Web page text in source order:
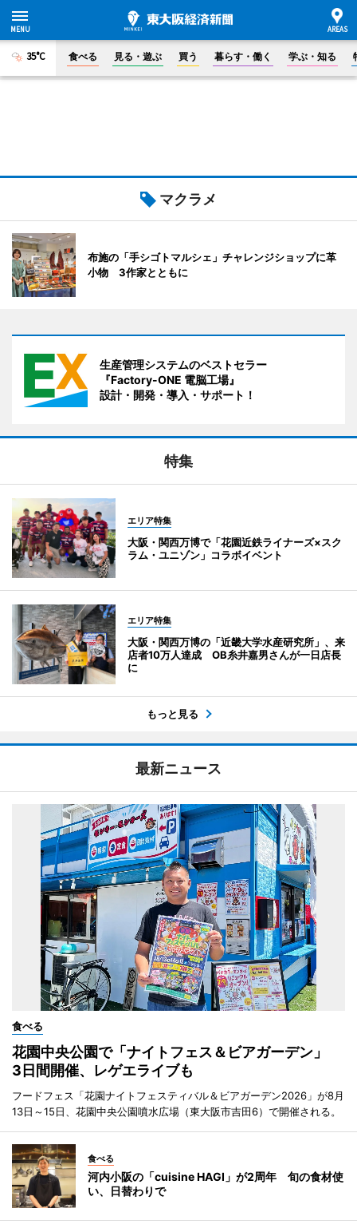
35°C 食べる 見る・遊ぶ 買う 暮らす・働く 学ぶ・知る
マクラメ
布施の「手シゴトマルシェ」チャレンジショップに革
小物 3作家とともに
生産管理システムのベストセラー
『Factory-ONE 電脳工場』
設計・開発・導入・サポート！
特集
エリア特集
大阪・関西万博で「花園近鉄ライナーズ×スク
ラム・ユニゾン」コラボイベント
エリア特集
大阪・関西万博の「近畿大学水産研究所」、来
店者10万人達成 OB糸井嘉男さんが一日店長
に
もっと見る
最新ニュース
食べる
花園中央公園で「ナイトフェス＆ビアガーデン」
3日間開催、レゲエライブも
フードフェス「花園ナイトフェスティバル＆ビアガーデン2026」が8月
13日～15日、花園中央公園噴水広場（東大阪市吉田6）で開催される。
食べる
河内小阪の「cuisine HAGI」が2周年 旬の食材使
い、日替わりで